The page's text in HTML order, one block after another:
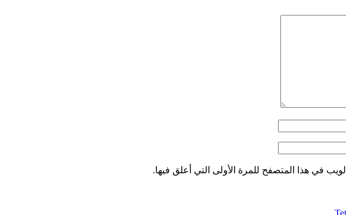
في هذا المتصفح للمرة الأولى التي أعلق فيها.